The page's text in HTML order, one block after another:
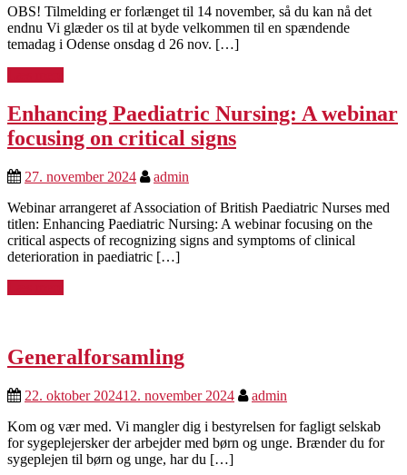
OBS! Tilmelding er forlænget til 14 november, så du kan nå det
endnu Vi glæder os til at byde velkommen til en spændende
temadag i Odense onsdag d 26 nov. […]
Enhancing Paediatric Nursing: A webinar
focusing on critical signs
27. november 2024
admin
Webinar arrangeret af Association of British Paediatric Nurses med
titlen: Enhancing Paediatric Nursing: A webinar focusing on the
critical aspects of recognizing signs and symptoms of clinical
deterioration in paediatric […]
Generalforsamling
22. oktober 202412. november 2024
admin
Kom og vær med. Vi mangler dig i bestyrelsen for fagligt selskab
for sygeplejersker der arbejder med børn og unge. Brænder du for
sygeplejen til børn og unge, har du […]